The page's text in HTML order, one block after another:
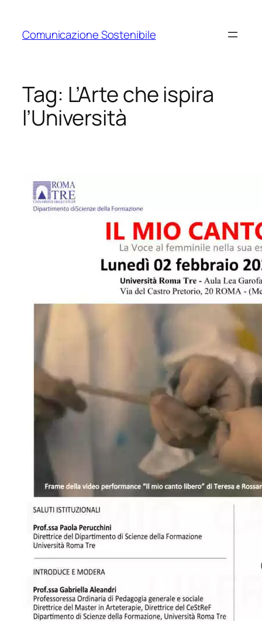
contenuto
Comunicazione Sostenibile
Tag: L’Arte che ispira
l’Università